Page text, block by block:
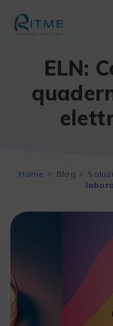
content
ELN:
Home Blog